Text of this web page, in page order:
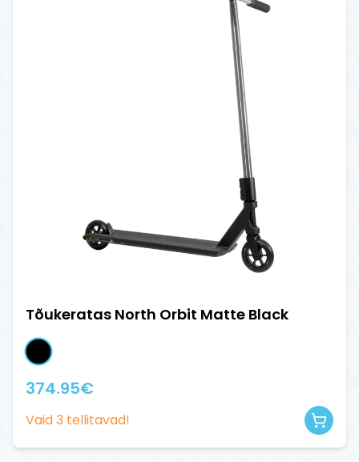
Tõukeratas North Orbit Matte Black
374.95€
Vaid3 tellitavad!